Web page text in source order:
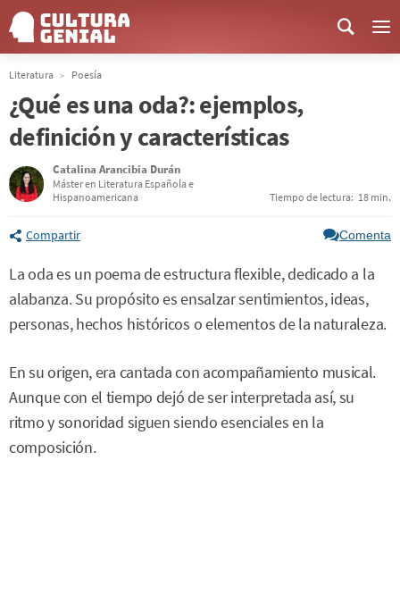
Literatura Poesía
¿Qué es una oda?: ejemplos,
definición y características
Catalina Arancibia Durán
Máster en Literatura Española e
Hispanoamericana
Tiempo de lectura: 18 min.
Compartir Comenta
La oda es un poema de estructura flexible, dedicado a la
alabanza. Su propósito es ensalzar sentimientos, ideas,
personas, hechos históricos o elementos de la naturaleza.
En su origen, era cantada con acompañamiento musical.
Aunque con el tiempo dejó de ser interpretada así, su
ritmo y sonoridad siguen siendo esenciales en la
composición.